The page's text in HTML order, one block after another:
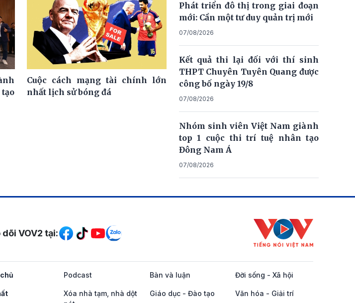
Cuộc cách mạng tài chính lớn
nhất lịch sử bóng đá
Phát triển đô thị trong giai đoạn
mới: Cần một tư duy quản trị mới
07/08/2026
Kết quả thi lại đối với thí sinh
THPT Chuyên Tuyên Quang được
công bố ngày 19/8
07/08/2026
Nhóm sinh viên Việt Nam giành
top 1 cuộc thi trí tuệ nhân tạo
Đông Nam Á
07/08/2026
xã hội
dõi VOV2 tại:
Podcast Bàn và luận Đời sống - Xã hội
Xóa nhà tạm, nhà dột
Giáo dục - Đào tạo Văn hóa - Giải trí